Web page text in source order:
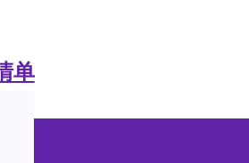
单